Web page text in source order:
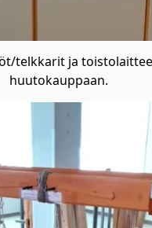
telkkarit ja
huutokauppaan.